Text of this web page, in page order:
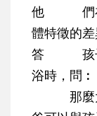
他 們在
體特徵的
答 孩子
浴時，問
那麼大